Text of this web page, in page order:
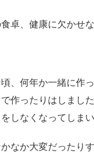
卓、健康に欠かせな
、何年か一緒に作
作ったりはしまし
しなくなってしま
なか大変だったりす